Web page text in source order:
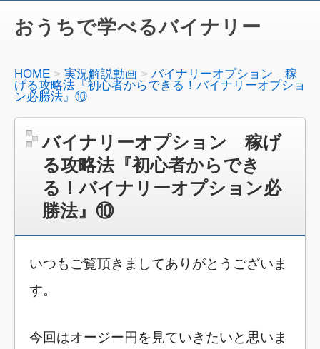
おうちで学べるバイナリー
HOME 実況解説動画
バイナリーオプション 稼
げる攻略法『初心者からできる！バイナリーオプショ
ン必勝法』⑩
バイナリーオプション 稼げ
る攻略法『初心者からでき
る！バイナリーオプション必
勝法』⑩
いつもご覧頂きましてありがとうございま
す。
今回はオージー円を見ていきたいと思いま